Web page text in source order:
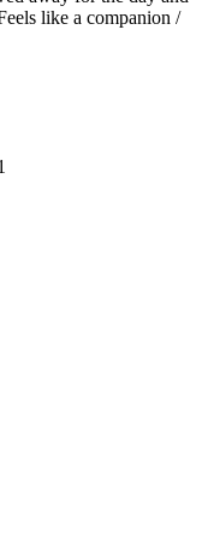
like a companion /